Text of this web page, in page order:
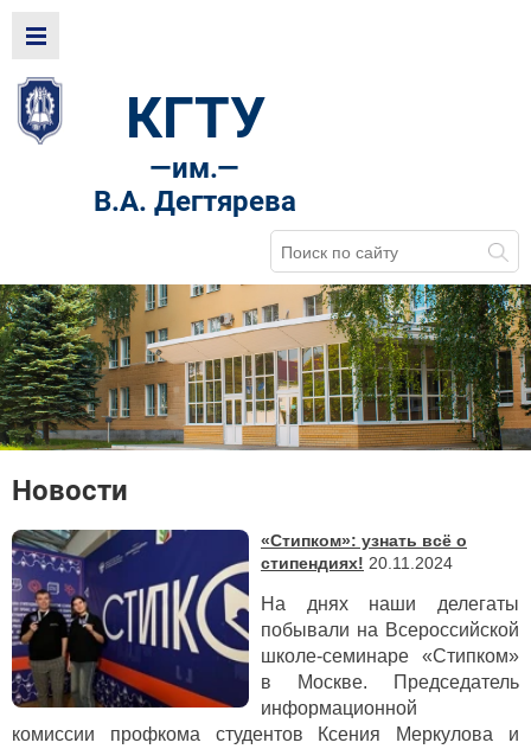
КГТУ
—им.—
В.А. Дегтярева
Новости
«Стипком»: узнать всё о
стипендиях! 20.11.2024
На днях наши делегаты
побывали на Всероссийской
школе-семинаре «Стипком»
в Москве.
Председатель
информационной
комиссии профкома студентов Ксения Меркулова и